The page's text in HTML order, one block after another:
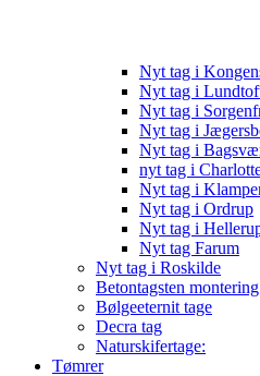
Nyt tag i
Nyt tag i
Nyt tag i
Nyt tag i
Nyt tag i
nyt tag i
Nyt tag i
Nyt tag i Ordrup
Nyt tag i
Nyt tag Farum
Nyt tag i Roskilde
Betontagsten montering
Bølgeeternit tage
Decra tag
Naturskifertage:
Tømrer